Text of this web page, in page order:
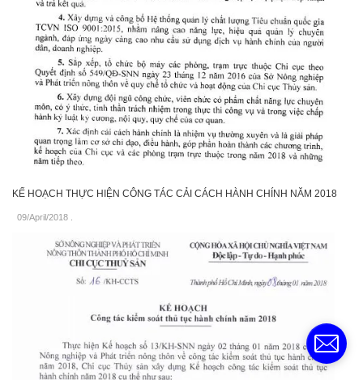
KẾ HOẠCH THỰC HIỆN CÔNG TÁC CẢI CÁCH HÀNH CHÍNH NĂM 2018
09/April/2018